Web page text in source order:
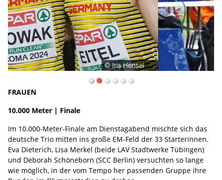
FRAUEN
10.000 Meter | Finale
Im 10.000-Meter-Finale am Dienstagabend mischte sich das
deutsche Trio mitten ins große EM-Feld der 33 Starterinnen.
Eva Dieterich, Lisa Merkel (beide LAV Stadtwerke Tübingen)
und Deborah Schöneborn (SCC Berlin) versuchten so lange
wie möglich, in der vom Tempo her passenden Gruppe ihre